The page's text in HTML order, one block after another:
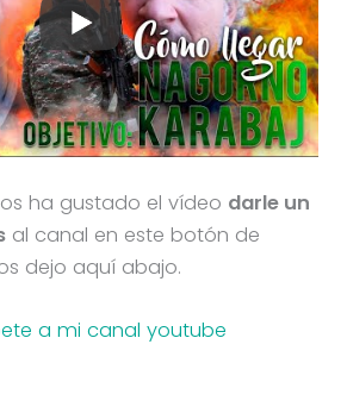
ha gustado el vídeo darle un
al canal en este botón de
dejo aquí abajo.
a mi canal youtube